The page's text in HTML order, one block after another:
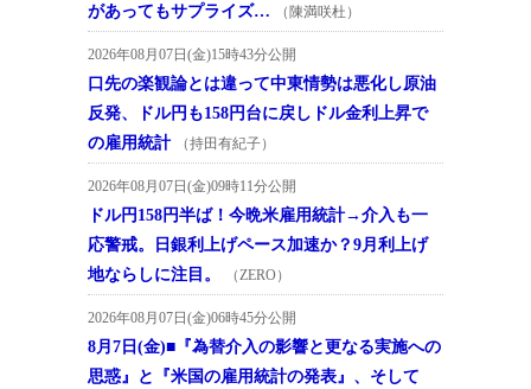
があってもサプライズ…
（陳満咲杜）
2026年08月07日(金)15時43分公開
口先の楽観論とは違って中東情勢は悪化し原油
反発、ドル円も158円台に戻しドル金利上昇で
の雇用統計
（持田有紀子）
2026年08月07日(金)09時11分公開
ドル円158円半ば！今晩米雇用統計→介入も一
応警戒。日銀利上げペース加速か？9月利上げ
地ならしに注目。
（ZERO）
2026年08月07日(金)06時45分公開
8月7日(金)■『為替介入の影響と更なる実施への
思惑』と『米国の雇用統計の発表』、そして